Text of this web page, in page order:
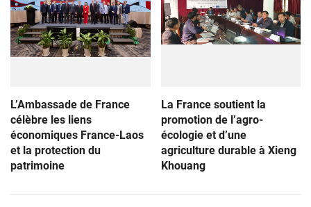
L’Ambassade de France
célèbre les liens
économiques France-Laos
et la protection du
patrimoine
La France soutient la
promotion de l’agro-
écologie et d’une
agriculture durable à Xieng
Khouang